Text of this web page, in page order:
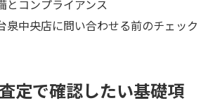
とコンプライアンス
泉中央店に問い合わせる前のチェック
定で確認したい基礎項